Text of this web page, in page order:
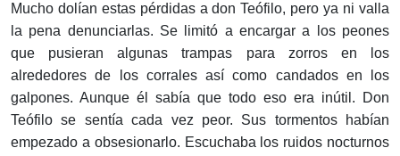
Mucho dolían estas pérdidas a don Teófilo, pero ya ni valla
la pena denunciarlas. Se limitó a encargar a los peones
que pusieran algunas trampas para zorros en los
alrededores de los corrales así como candados en los
galpones. Aunque él sabía que todo eso era inútil. Don
Teófilo se sentía cada vez peor. Sus tormentos habían
empezado a obsesionarlo. Escuchaba los ruidos nocturnos